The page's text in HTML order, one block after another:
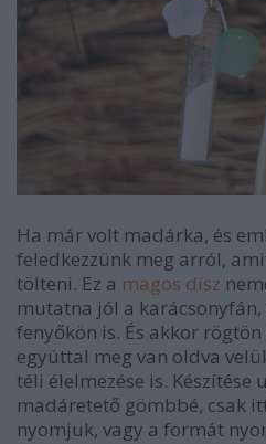
Ha már volt madárka, és
feledkezzünk meg arról,
tölteni. Ez a magos dísz
mutatna jól a
fenyőkön is. És akkor
egyúttal meg van oldva
téli élelmezése is. Készítése
madáretető gömbbé, csak
nyomjuk, vagy a formát